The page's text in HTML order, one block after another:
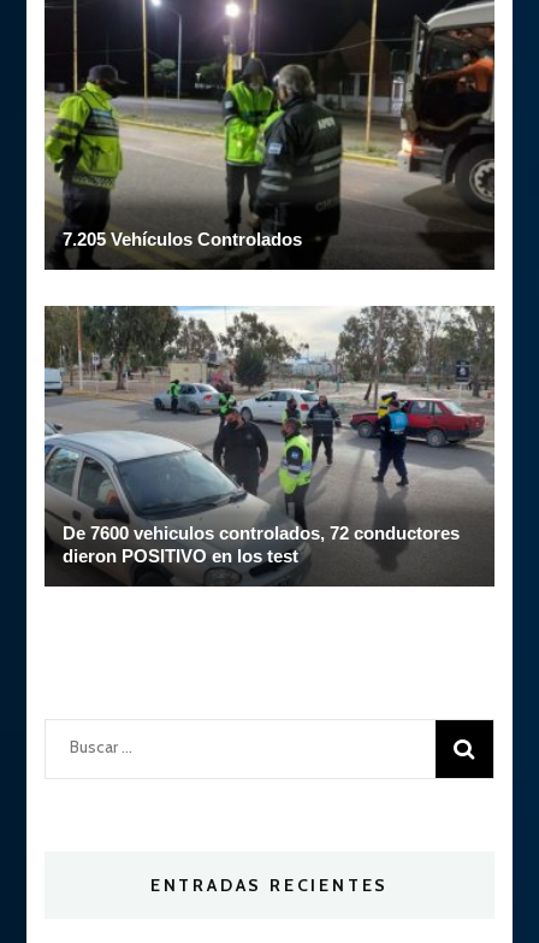
7.205 Vehículos Controlados
De 7600 vehiculos controlados, 72 conductores
dieron POSITIVO en los test
Buscar:
ENTRADAS RECIENTES